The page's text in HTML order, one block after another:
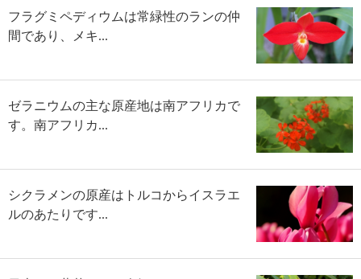
フラグミペディウムは常緑性のランの仲
間であり、メキ...
ゼラニウムの主な原産地は南アフリカで
す。南アフリカ...
シクラメンの原産はトルコからイスラエ
ルのあたりです...